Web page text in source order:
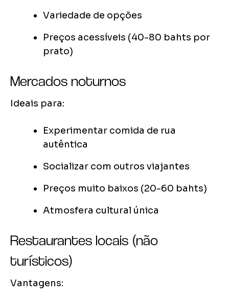
Variedade de opções
Preços acessíveis (40-80 bahts por
prato)
Mercados noturnos
Ideais para:
Experimentar comida de rua
autêntica
Socializar com outros viajantes
Preços muito baixos (20-60 bahts)
Atmosfera cultural única
Restaurantes locais (não
turísticos)
Vantagens: